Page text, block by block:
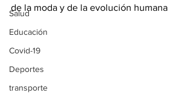
Salud
Educación
Covid-19
Deportes
transporte
de la moda y de la evolución humana